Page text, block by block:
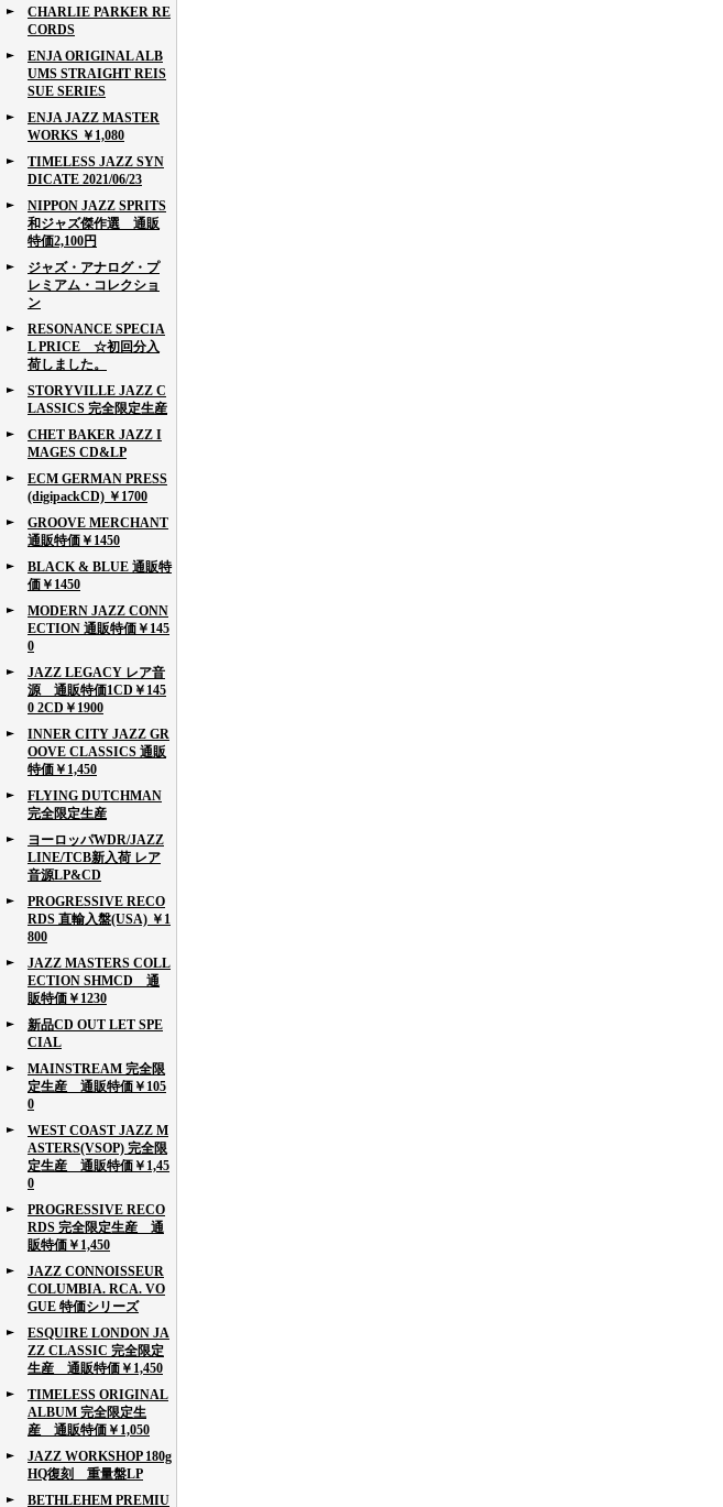
CHARLIE PARKER RE
CORDS
ENJA ORIGINAL ALB
UMS STRAIGHT REIS
SUE SERIES
ENJA JAZZ MASTER
WORKS ￥1,080
TIMELESS JAZZ SYN
DICATE 2021/06/23
NIPPON JAZZ SPRITS
和ジャズ傑作選 通販
特価2,100円
ジャズ・アナログ・プ
レミアム・コレクショ
ン
RESONANCE SPECIA
L PRICE ☆初回分入
荷しました。
STORYVILLE JAZZ C
LASSICS 完全限定生産
CHET BAKER JAZZ I
MAGES CD&LP
ECM GERMAN PRESS
(digipackCD) ￥1700
GROOVE MERCHANT
通販特価￥1450
BLACK & BLUE 通販特
価￥1450
MODERN JAZZ CONN
ECTION 通販特価￥145
0
JAZZ LEGACY レア音
源 通販特価1CD￥145
0 2CD￥1900
INNER CITY JAZZ GR
OOVE CLASSICS 通販
特価￥1,450
FLYING DUTCHMAN
完全限定生産
ヨーロッパWDR/JAZZ
LINE/TCB新入荷 レア
音源LP&CD
PROGRESSIVE RECO
RDS 直輸入盤(USA) ￥1
800
JAZZ MASTERS COLL
ECTION SHMCD 通
販特価￥1230
新品CD OUT LET SPE
CIAL
MAINSTREAM 完全限
定生産 通販特価￥105
0
WEST COAST JAZZ M
ASTERS(VSOP) 完全限
定生産 通販特価￥1,45
0
PROGRESSIVE RECO
RDS 完全限定生産 通
販特価￥1,450
JAZZ CONNOISSEUR
COLUMBIA. RCA. VO
GUE 特価シリーズ
ESQUIRE LONDON JA
ZZ CLASSIC 完全限定
生産 通販特価￥1,450
TIMELESS ORIGINAL
ALBUM 完全限定生
産 通販特価￥1,050
JAZZ WORKSHOP 180g
HQ復刻 重量盤LP
BETHLEHEM PREMIU